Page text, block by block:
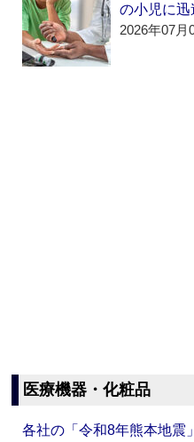
の小児に迅
2026年07月
医療機器・化粧品
各社の「令和8年熊本地震